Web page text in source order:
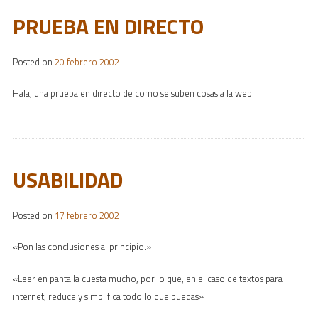
PRUEBA EN DIRECTO
Posted on 20 febrero 2002
Hala, una prueba en directo de como se suben cosas a la web
USABILIDAD
Posted on 17 febrero 2002
«Pon las conclusiones al principio.»
«Leer en pantalla cuesta mucho, por lo que, en el caso de textos para
internet, reduce y simplifica todo lo que puedas»